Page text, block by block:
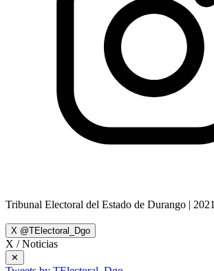
Tribunal Electoral del Estado de Durango | 2021
X @TElectoral_Dgo
X / Noticias
✕